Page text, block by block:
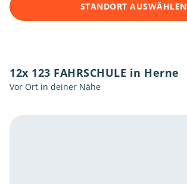
STANDORT AUSWÄHLEN
12x 123 FAHRSCHULE in Herne
Vor Ort in deiner Nähe